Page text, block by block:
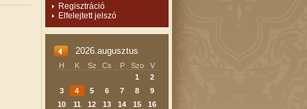
Regisztráció
Elfelejtett jelszó
2026.augusztus
H K Sz Cs P Szo
V
1
2
3
4 5 6 7 8
9
10
11 12 13 14 15
16